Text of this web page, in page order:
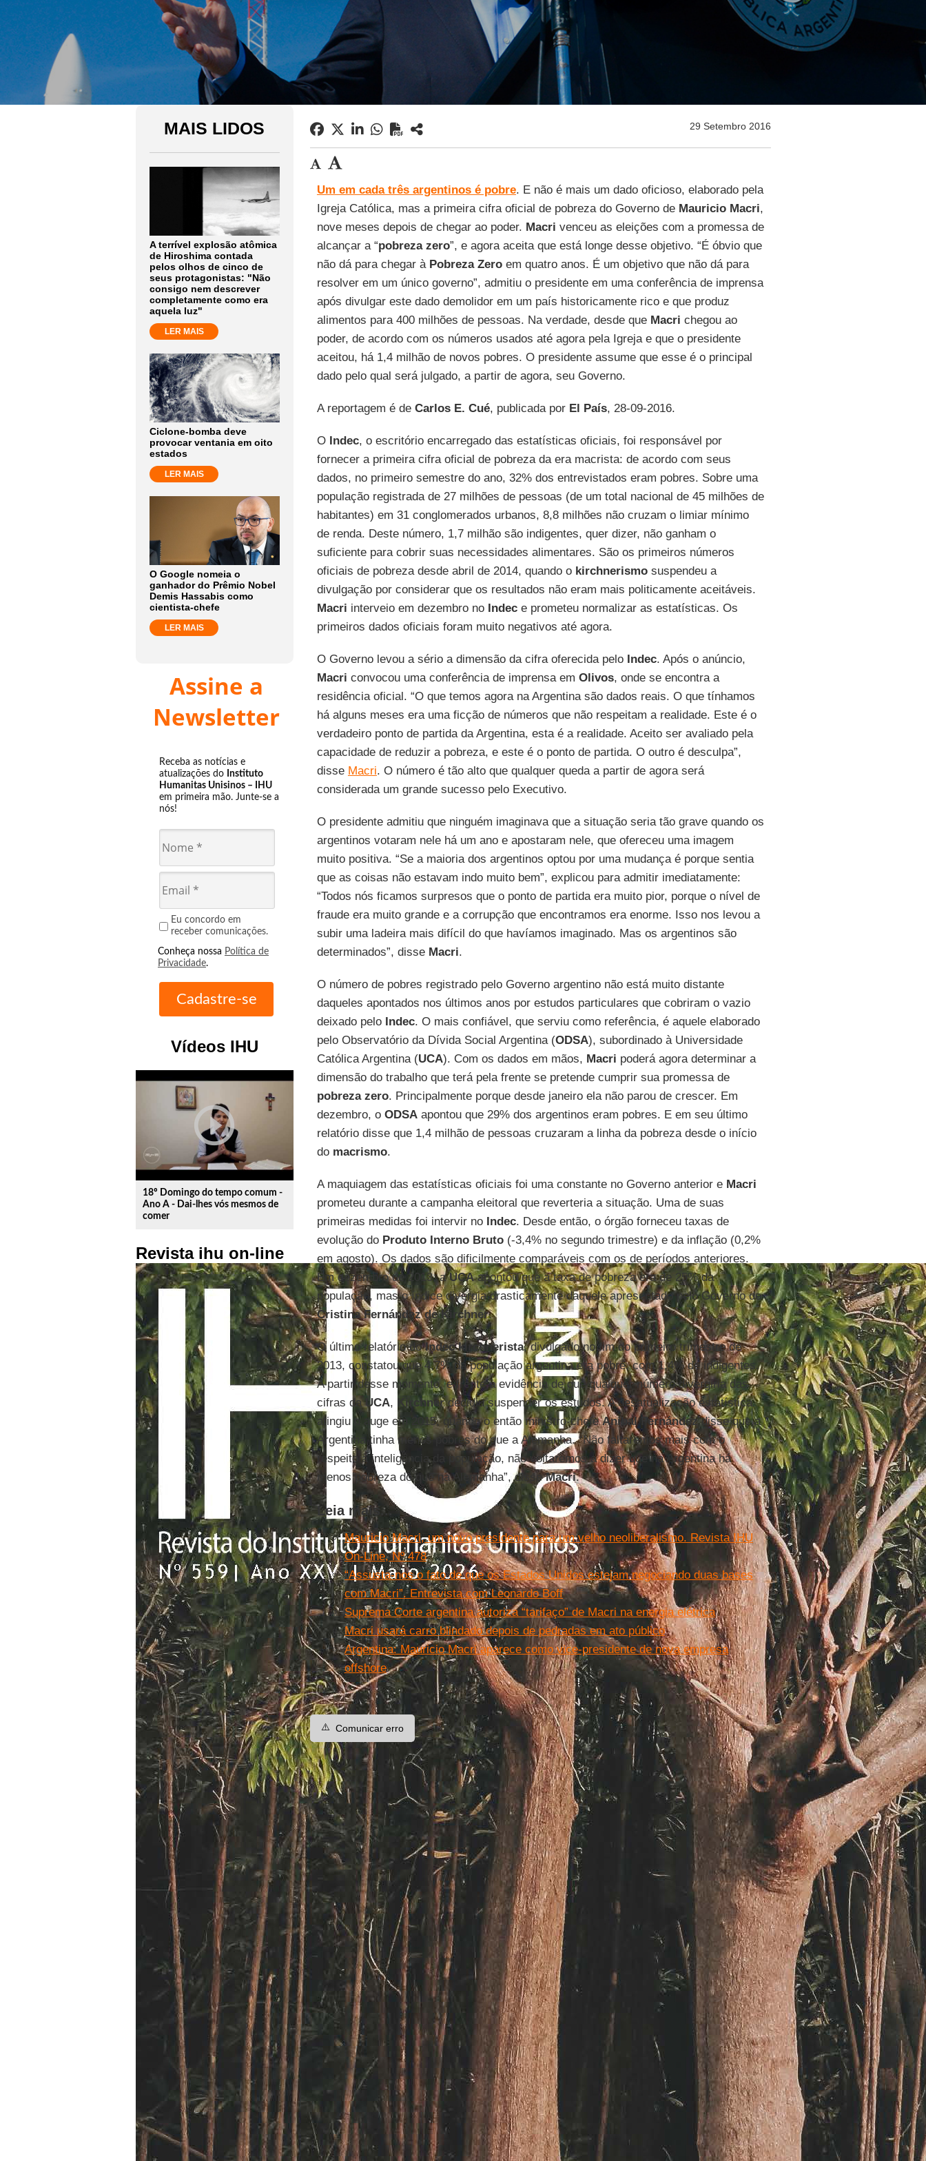
MAIS LIDOS
A terrível explosão atômica
de Hiroshima contada
pelos olhos de cinco de
seus protagonistas: "Não
consigo nem descrever
completamente como era
aquela luz"
LER MAIS
Ciclone-bomba deve
provocar ventania em oito
estados
LER MAIS
O Google nomeia o
ganhador do Prêmio Nobel
Demis Hassabis como
cientista-chefe
LER MAIS
Assine a
Newsletter
Receba as notícias e
atualizações do Instituto
Humanitas Unisinos – IHU
em primeira mão. Junte-se a
nós!
Eu concordo em
receber comunicações.
Conheça nossa Política de
Privacidade.
Vídeos IHU
play_circle_outline
18º Domingo do tempo comum -
Ano A - Dai-lhes vós mesmos de
comer
Revista ihu on-line
29 Setembro 2016
Um em cada três argentinos é pobre. E não é mais um dado oficioso, elaborado pela
Igreja Católica, mas a primeira cifra oficial de pobreza do Governo de Mauricio Macri,
nove meses depois de chegar ao poder. Macri venceu as eleições com a promessa de
alcançar a “pobreza zero”, e agora aceita que está longe desse objetivo. “É óbvio que
não dá para chegar à Pobreza Zeroem quatro anos. É um objetivo que não dá para
resolver em um único governo”, admitiu o presidente em uma conferência de imprensa
após divulgar este dado demolidor em um país historicamente rico e que produz
alimentos para 400 milhões de pessoas. Na verdade, desde que Macri chegou ao
poder, de acordo com os números usados até agora pela Igreja e que o presidente
aceitou, há 1,4 milhão de novos pobres. O presidente assume que esse é o principal
dado pelo qual será julgado, a partir de agora, seu Governo.
A reportagem é de Carlos E. Cué, publicada por El País, 28-09-2016.
O Indec, o escritório encarregado das estatísticas oficiais, foi responsável por
fornecer a primeira cifra oficial de pobreza da era macrista: de acordo com seus
dados, no primeiro semestre do ano, 32% dos entrevistados eram pobres. Sobre uma
população registrada de 27 milhões de pessoas (de um total nacional de 45 milhões de
habitantes) em 31 conglomerados urbanos, 8,8 milhões não cruzam o limiar mínimo
de renda. Deste número, 1,7 milhão são indigentes, quer dizer, não ganham o
suficiente para cobrir suas necessidades alimentares. São os primeiros números
oficiais de pobreza desde abril de 2014, quando o kirchnerismosuspendeu a
divulgação por considerar que os resultados não eram mais politicamente aceitáveis.
Macri interveio em dezembro no Indece prometeu normalizar as estatísticas. Os
primeiros dados oficiais foram muito negativos até agora.
O Governo levou a sério a dimensão da cifra oferecida pelo Indec. Após o anúncio,
Macri convocou uma conferência de imprensa em Olivos, onde se encontra a
residência oficial. “O que temos agora na Argentina são dados reais. O que tínhamos
há alguns meses era uma ficção de números que não respeitam a realidade. Este é o
verdadeiro ponto de partida da Argentina, esta é a realidade. Aceito ser avaliado pela
capacidade de reduzir a pobreza, e este é o ponto de partida. O outro é desculpa”,
disse Macri. O número é tão alto que qualquer queda a partir de agora será
considerada um grande sucesso pelo Executivo.
O presidente admitiu que ninguém imaginava que a situação seria tão grave quando os
argentinos votaram nele há um ano e apostaram nele, que ofereceu uma imagem
muito positiva. “Se a maioria dos argentinos optou por uma mudança é porque sentia
que as coisas não estavam indo muito bem”, explicou para admitir imediatamente:
“Todos nós ficamos surpresos que o ponto de partida era muito pior, porque o nível de
fraude era muito grande e a corrupção que encontramos era enorme. Isso nos levou a
subir uma ladeira mais difícil do que havíamos imaginado. Mas os argentinos são
determinados”, disse Macri.
O número de pobres registrado pelo Governo argentino não está muito distante
daqueles apontados nos últimos anos por estudos particulares que cobriram o vazio
deixado pelo Indec. O mais confiável, que serviu como referência, é aquele elaborado
pelo Observatório da Dívida Social Argentina (ODSA), subordinado à Universidade
Católica Argentina (UCA). Com os dados em mãos, Macri poderá agora determinar a
dimensão do trabalho que terá pela frente se pretende cumprir sua promessa de
pobreza zero. Principalmente porque desde janeiro ela não parou de crescer. Em
dezembro, o ODSAapontou que 29% dos argentinos eram pobres. E em seu último
relatório disse que 1,4 milhão de pessoas cruzaram a linha da pobreza desde o início
do macrismo.
A maquiagem das estatísticas oficiais foi uma constante no Governo anterior e Macri
prometeu durante a campanha eleitoral que reverteria a situação. Uma de suas
primeiras medidas foi intervir no Indec. Desde então, o órgão forneceu taxas de
evolução do Produto Interno Bruto(-3,4% no segundo trimestre) e da inflação (0,2%
em agosto). Os dados são dificilmente comparáveis com os de períodos anteriores.
Em dezembro de 2013, aUCAapontou que a taxa de pobreza era de 25% da
população, mas o índice divergia drasticamente daquele apresentado pelo Governo de
Cristina Fernández de Kirchner.
O último relatório doIndec kirchnerista, divulgado no fim do primeiro trimestre de
2013, constatou que 4,7% da população argentina era pobre, com 1,4% de indigentes.
A partir desse momento, e frente à evidência de que qualquer número divergiria das
cifras daUCA, Kirchnerdecidiu suspender os estudos. A desatualização estatística
atingiu o auge em 2015, quando o então ministro-chefeAníbal Fernándezdisse que a
Argentina tinha menos pobres do que a Alemanha. “Não faltaremos mais com o
respeito à inteligência da população, não voltaremos a dizer que na Argentina há
menos pobreza do que na Alemanha”, disseMacri.
Leia mais...
Mauricio Macri, um novo presidente para um velho neoliberalismo. Revista IHU
On-Line, Nº 478
“Assusta-nos o fato de que os Estados Unidos estejam negociando duas bases
com Macri”. Entrevista com Leonardo Boff
Suprema Corte argentina autoriza “tarifaço” de Macri na energia elétrica
Macri usará carro blindado depois de pedradas em ato público
Argentina: Mauricio Macri aparece como vice-presidente de nova empresa
offshore
⚠️ Comunicar erro